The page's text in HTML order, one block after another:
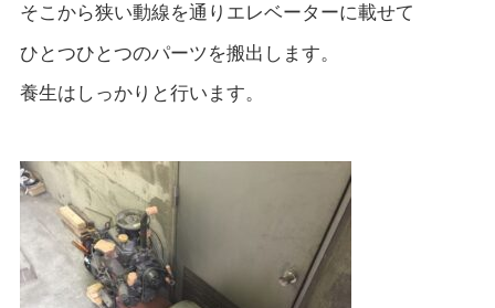
そこから狭い動線を通りエレベーターに載せて
ひとつひとつのパーツを搬出します。
養生はしっかりと行います。